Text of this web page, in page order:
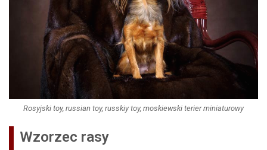
Rosyjski toy, russian toy, russkiy toy, moskiewski terier miniaturowy
Wzorzec rasy